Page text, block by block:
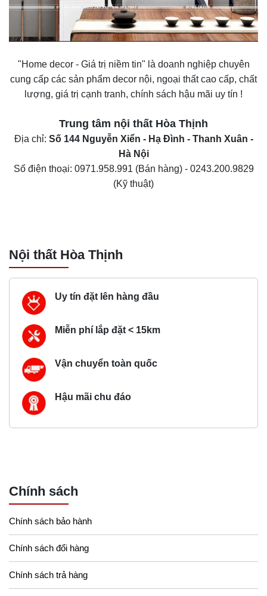
"Home decor - Giá trị niềm tin" là doanh nghiệp chuyên
cung cấp các sản phẩm decor nội, ngoại thất cao cấp, chất
lượng, giá trị cạnh tranh, chính sách hậu mãi uy tín !
Trung tâm nội thất Hòa Thịnh
Địa chỉ: Số 144 Nguyễn Xiển - Hạ Đình - Thanh Xuân -
Hà Nội
Số điện thoại: 0971.958.991 (Bán hàng) - 0243.200.9829
(Kỹ thuật)
Nội thất Hòa Thịnh
Uy tín đặt lên hàng đầu
Miễn phí lắp đặt < 15km
Vận chuyển toàn quốc
Hậu mãi chu đáo
Chính sách
Chính sách bảo hành
Chính sách đổi hàng
Chính sách trả hàng